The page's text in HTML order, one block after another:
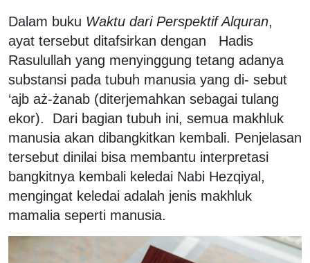
Dalam buku Waktu dari Perspektif Alquran,
ayat tersebut ditafsirkan dengan Hadis
Rasulullah yang menyinggung tetang adanya
substansi pada tubuh manusia yang di- sebut
‘ajb aż-żanab (diterjemahkan sebagai tulang
ekor). Dari bagian tubuh ini, semua makhluk
manusia akan dibangkitkan kembali. Penjelasan
tersebut dinilai bisa membantu interpretasi
bangkitnya kembali keledai Nabi Hezqiyal,
mengingat keledai adalah jenis makhluk
mamalia seperti manusia.